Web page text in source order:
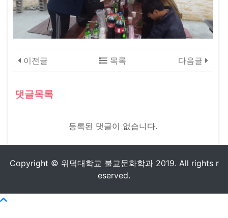
이전글 다음글
목록
댓글목록
등록된 댓글이 없습니다.
Copyright © 위덕대학교 불교문화학과 2019. All rights r
eserved.